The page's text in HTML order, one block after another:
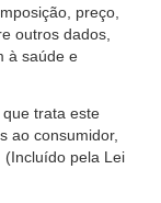
preço,
outros dados,
à saúde e
trata este
ao consumidor,
pela Lei